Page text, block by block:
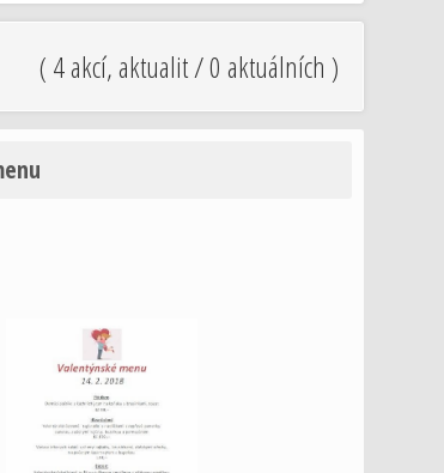
( 4 akcí, aktualit / 0 aktuálních )